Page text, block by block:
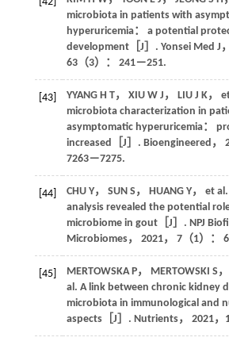
microbiota in patients with
hyperuricemia： a potential
development［J］. Yonsei Med J ，
63（3）： 241－251.
[43] YYANG H T， XIU W J ， LIU J K，
microbiota characterization in
asymptomatic hyperuricemia：
increased［J］. Bioengineered ，
7263－7275.
[44] CHU Y， SUN S ， HUANG Y， et
analysis revealed the potential
microbiome in gout［J］. NPJ
Microbiomes， 2021， 7（1）：
[45] MERTOWSKA P， MERTOWSKI S ，
al. A link between chronic kidney
microbiota in immunological and
aspects［J］. Nutrients， 2021，